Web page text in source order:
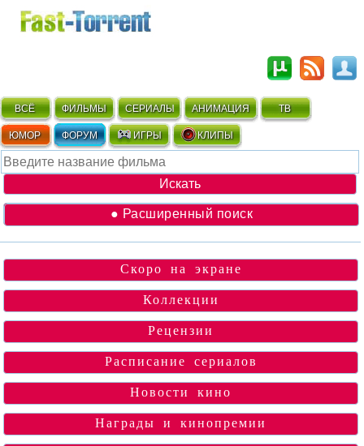
ВСЁ ФИЛЬМЫ СЕРИАЛЫ АНИМАЦИЯ ТВ
ЮМОР ФОРУМ ИГРЫ КЛИПЫ
● Расширенный поиск
Скоро на экране
Коллекции
Рецензии
Расписание сериалов
Новости кино
Награды и кинопремии